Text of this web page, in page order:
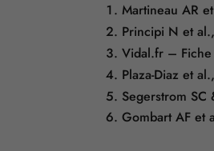
Martineau AR
Principi N et
Vidal.fr –
Plaza-Diaz et
Segerstrom
Gombart AF et